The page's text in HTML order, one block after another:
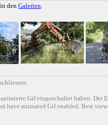
den Galerien.
Gif eingeschaltet haben. Der
have animated Gif enabled. Best